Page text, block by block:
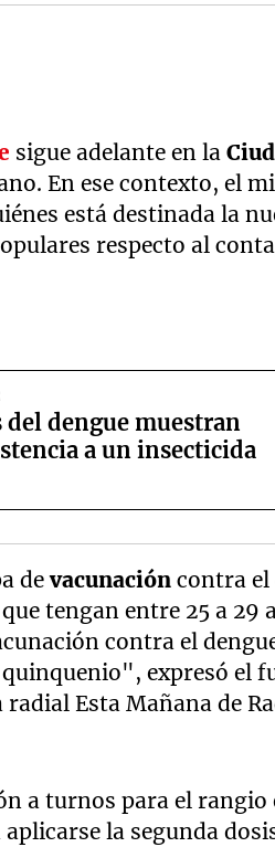
sigue adelante en la
En ese contexto, el
está destinada la
respecto al
dengue muestran
a un insecticida
devacunación contra el
tengan entre 25 a 29
contra el
expresó el
Esta Mañana de
a turnos para el rangio
la segunda